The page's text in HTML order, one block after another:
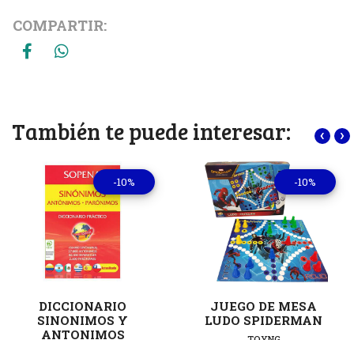
COMPARTIR:
También te puede interesar:
-10%
DICCIONARIO
SINONIMOS Y
ANTONIMOS
-10%
JUEGO DE MESA
LUDO SPIDERMAN
‹ ›